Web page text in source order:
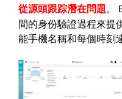
從源頭跟踪潛在問題。
間的身份驗證過程來提
能手機名稱和每個時刻